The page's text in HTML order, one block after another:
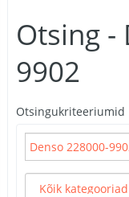
Otsing -
9902
Otsingukriteeriumid